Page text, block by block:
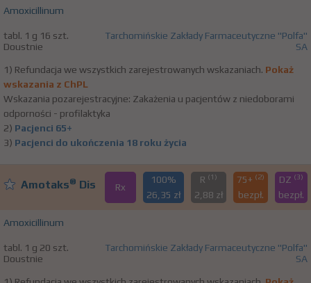
Amoxicillinum
tabl. 1 g 16 szt.
Doustnie
Tarchomińskie Zakłady Farmaceutyczne "Polfa"
SA
1) Refundacja we wszystkich zarejestrowanych wskazaniach. Pokaż
wskazania z ChPL
Wskazania pozarejestracyjne: Zakażenia u pacjentów z niedoborami
odporności - profilaktyka
2) Pacjenci 65+
3) Pacjenci do ukończenia 18 roku życia
Amotaks® Dis Rx
100%
26,35 zł
R (1)
2,88 zł
75+ (2)
bezpł.
DZ (3)
bezpł.
Amoxicillinum
tabl. 1 g 20 szt.
Doustnie
Tarchomińskie Zakłady Farmaceutyczne "Polfa"
SA